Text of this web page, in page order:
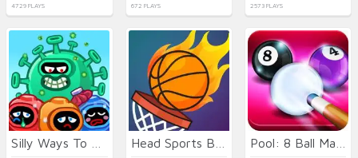
4729 PLAYS 672 PLAYS 2573 PLAYS